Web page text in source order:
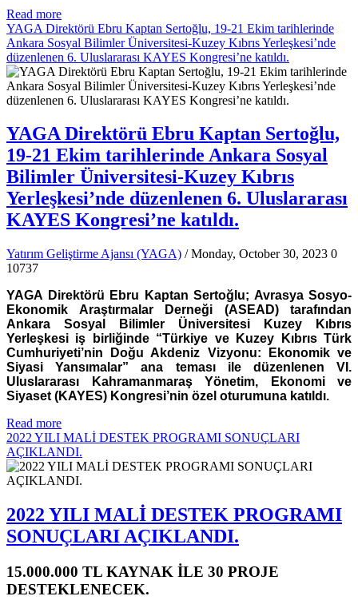
Read more
YAGA Direktörü Ebru Kaptan Sertoğlu, 19-21 Ekim tarihlerinde
Ankara Sosyal Bilimler Üniversitesi-Kuzey Kıbrıs Yerleşkesi’nde
düzenlenen 6. Uluslararası KAYES Kongresi’ne katıldı.
YAGA Direktörü Ebru Kaptan Sertoğlu,
19-21 Ekim tarihlerinde Ankara Sosyal
Bilimler Üniversitesi-Kuzey Kıbrıs
Yerleşkesi’nde düzenlenen 6. Uluslararası
KAYES Kongresi’ne katıldı.
Yatırım Geliştirme Ajansı (YAGA) / Monday, October 30, 2023 0
10737
YAGA Direktörü Ebru Kaptan Sertoğlu; Avrasya Sosyo-
Ekonomik Araştırmalar Derneği (ASEAD) tarafından
Ankara Sosyal Bilimler Üniversitesi Kuzey Kıbrıs
Yerleşkesi iş birliğinde “Türkiye ve Kuzey Kıbrıs Türk
Cumhuriyeti’nin Doğu Akdeniz Vizyonu: Ekonomik ve
Siyasi Yansımalar” ana teması ile düzenlenen VI.
Uluslararası Kahramanmaraş Yönetim, Ekonomi ve
Siyaset (KAYES) Kongresi’nin özel oturumuna katıldı.
Read more
2022 YILI MALİ DESTEK PROGRAMI SONUÇLARI
AÇIKLANDI.
2022 YILI MALİ DESTEK PROGRAMI
SONUÇLARI AÇIKLANDI.
15.000.000 TL KAYNAK İLE 30 PROJE
DESTEKLENECEK.